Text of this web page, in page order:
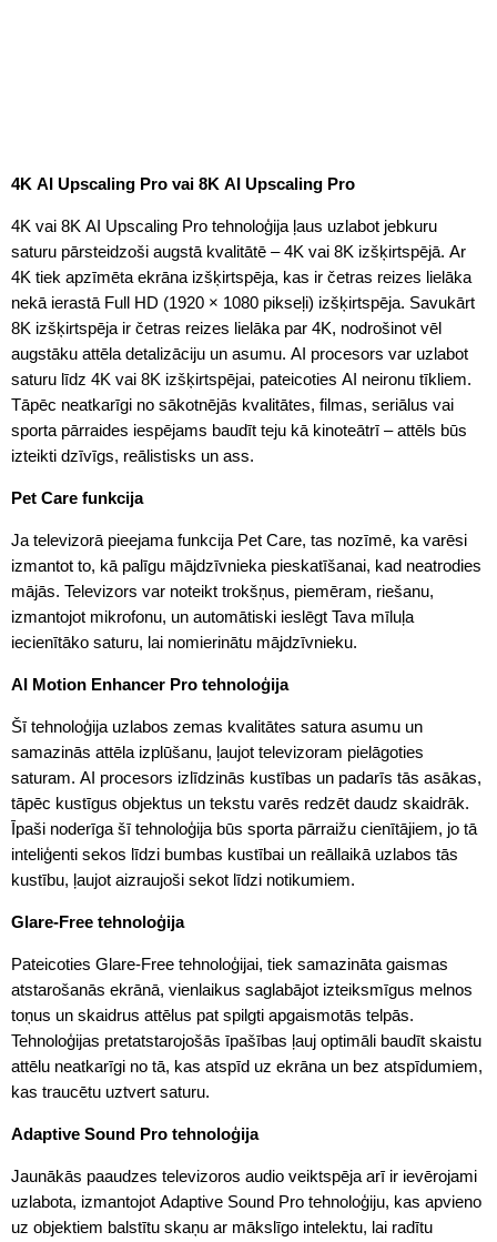
4K AI Upscaling Pro vai 8K AI Upscaling Pro
4K vai 8K AI Upscaling Pro tehnoloģija ļaus uzlabot jebkuru
saturu pārsteidzoši augstā kvalitātē – 4K vai 8K izšķirtspējā. Ar
4K tiek apzīmēta ekrāna izšķirtspēja, kas ir četras reizes lielāka
nekā ierastā Full HD (1920 × 1080 pikseļi) izšķirtspēja. Savukārt
8K izšķirtspēja ir četras reizes lielāka par 4K, nodrošinot vēl
augstāku attēla detalizāciju un asumu. AI procesors var uzlabot
saturu līdz 4K vai 8K izšķirtspējai, pateicoties AI neironu tīkliem.
Tāpēc neatkarīgi no sākotnējās kvalitātes, filmas, seriālus vai
sporta pārraides iespējams baudīt teju kā kinoteātrī – attēls būs
izteikti dzīvīgs, reālistisks un ass.
Pet Care funkcija
Ja televizorā pieejama funkcija Pet Care, tas nozīmē, ka varēsi
izmantot to, kā palīgu mājdzīvnieka pieskatīšanai, kad neatrodies
mājās. Televizors var noteikt trokšņus, piemēram, riešanu,
izmantojot mikrofonu, un automātiski ieslēgt Tava mīluļa
iecienītāko saturu, lai nomierinātu mājdzīvnieku.
AI Motion Enhancer Pro tehnoloģija
Šī tehnoloģija uzlabos zemas kvalitātes satura asumu un
samazinās attēla izplūšanu, ļaujot televizoram pielāgoties
saturam. AI procesors izlīdzinās kustības un padarīs tās asākas,
tāpēc kustīgus objektus un tekstu varēs redzēt daudz skaidrāk.
Īpaši noderīga šī tehnoloģija būs sporta pārraižu cienītājiem, jo tā
inteliģenti sekos līdzi bumbas kustībai un reāllaikā uzlabos tās
kustību, ļaujot aizraujoši sekot līdzi notikumiem.
Glare-Free tehnoloģija
Pateicoties Glare-Free tehnoloģijai, tiek samazināta gaismas
atstarošanās ekrānā, vienlaikus saglabājot izteiksmīgus melnos
toņus un skaidrus attēlus pat spilgti apgaismotās telpās.
Tehnoloģijas pretatstarojošās īpašības ļauj optimāli baudīt skaistu
attēlu neatkarīgi no tā, kas atspīd uz ekrāna un bez atspīdumiem,
kas traucētu uztvert saturu.
Adaptive Sound Pro tehnoloģija
Jaunākās paaudzes televizoros audio veiktspēja arī ir ievērojami
uzlabota, izmantojot Adaptive Sound Pro tehnoloģiju, kas apvieno
uz objektiem balstītu skaņu ar mākslīgo intelektu, lai radītu